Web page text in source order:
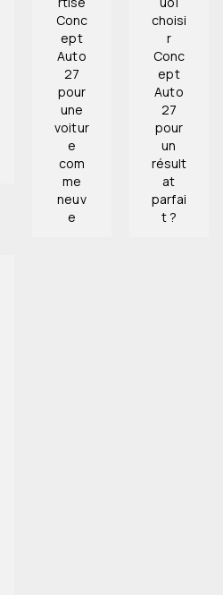
Conc
ept
Auto
27
pour
une
voitur
e
com
me
neuv
e
choisi
r
Conc
ept
Auto
27
pour
un
résult
at
parfai
t ?